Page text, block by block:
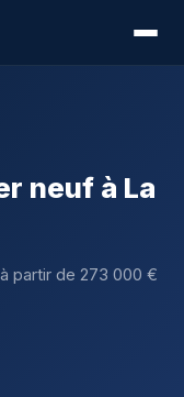
neuf à La
partir de 273 000 €